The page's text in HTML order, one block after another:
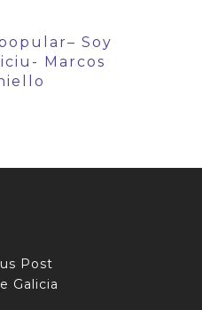
Soy
Marcos
Post
Galicia